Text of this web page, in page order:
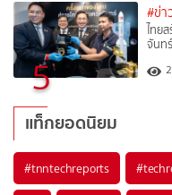
5
#ข่า
ไทย
จันท
แท็กยอดนิยม
#tnntechreports #